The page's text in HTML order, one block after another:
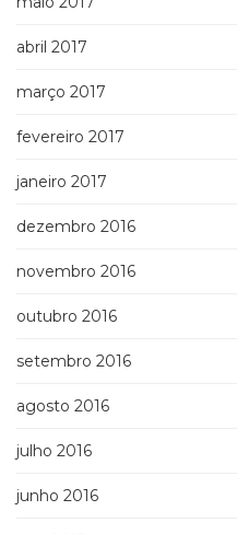
abril 2017
março 2017
fevereiro 2017
janeiro 2017
dezembro 2016
novembro 2016
outubro 2016
setembro 2016
agosto 2016
julho 2016
junho 2016